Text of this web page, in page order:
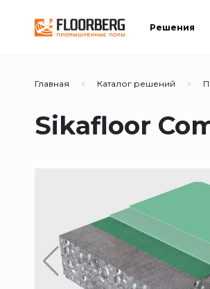
Решения
Главная Каталог решений
Sikafloor